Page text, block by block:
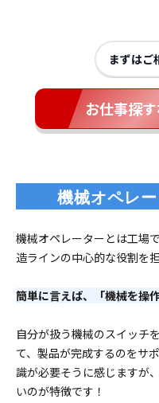
まずはご
お仕事探
機械オペレ
機械オペレーターとは工場
造ラインの中心的な役割を担
簡単に言えば、「機械を操
自分が扱う機械のスイッチ
て、製品が完成するのをサ
識が必要そうに感じますが
いのが特徴です！